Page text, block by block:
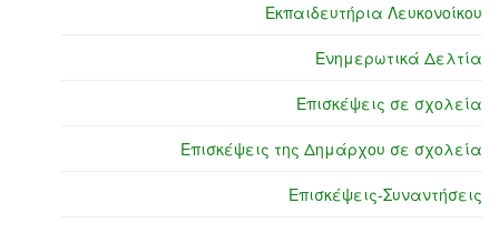
Εκπαιδευτήρια Λευκονοίκου
Ενημερωτικά Δελτία
Επισκέψεις σε σχολεία
Επισκέψεις της Δημάρχου σε σχολεία
Επισκέψεις-Συναντήσεις